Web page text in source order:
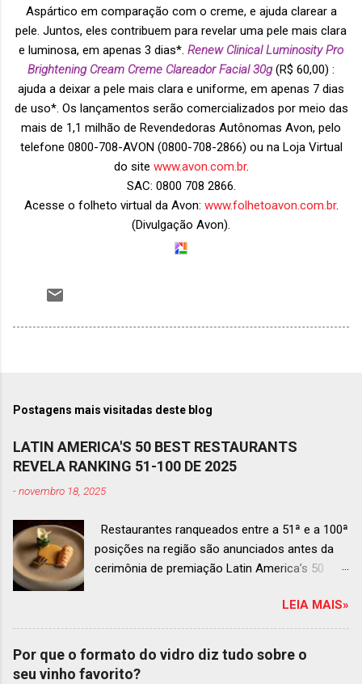
Aspártico em comparação com o creme, e ajuda clarear a
pele. Juntos, eles contribuem para revelar uma pele mais clara
e luminosa, em apenas 3 dias*. Renew Clinical Luminosity Pro
Brightening Cream Creme Clareador Facial 30g(R$ 60,00) :
ajuda a deixar a pele mais clara e uniforme, em apenas 7 dias
de uso*. Os lançamentos serão comercializados por meio das
mais de 1,1 milhão de Revendedoras Autônomas Avon, pelo
telefone 0800-708-AVON (0800-708-2866) ou na Loja Virtual
do site www.avon.com.br.
SAC: 0800 708 2866.
Acesse o folheto virtual da Avon: www.folhetoavon.com.br.
(Divulgação Avon).
Postagens mais visitadas deste blog
LATIN AMERICA'S 50 BEST RESTAURANTS
REVELA RANKING 51-100 DE 2025
-novembro 18, 2025
Restaurantes ranqueados entre a 51ª e a 100ª
posições na região são anunciados antes da
cerimônia de premiação Latin America’s 50
de dezembro em Antígua, Guatemala
Prato do Origem, o brasileiro mais
bem ranqueado na lista estendida O Latin
America’s 50 Best Restaurants anunciou hoje a
LEIA MAIS»
Por que o formato do vidro diz tudo sobre o
seu vinho favorito?